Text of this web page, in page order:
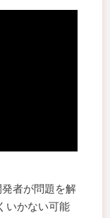
者が問題を解
いかない可能